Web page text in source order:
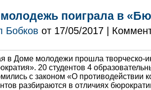
поиграла в
Бобков от 17/05/2017 |
в Доме молодежи прошла творческо-
20 студентов 4
с законом «О противодействии
разбираются в отличиях